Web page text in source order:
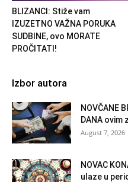
BLIZANCI: Stiže vam
IZUZETNO VAŽNA PORUKA
SUDBINE, ovo MORATE
PROČITATI!
Izbor autora
NOVČANE
DANA ovim
August 7, 2026
NOVAC
ulaze u